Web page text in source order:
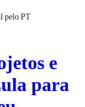
pelo PT
e
para